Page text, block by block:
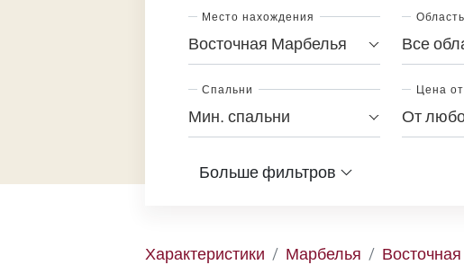
Место нахождения
Восточная Марбелья
Область
Все
Спальни
Мин. спальни
Цена от
От
Больше фильтров
Характеристики Марбелья